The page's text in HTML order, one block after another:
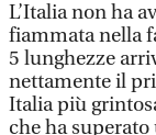
L’Italia non ha
fiammata nella
5 lunghezze
nettamente il
Italia più
che ha